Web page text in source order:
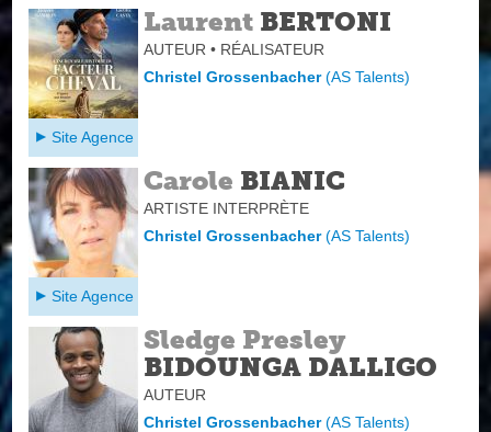
Laurent BERTONI
AUTEUR • RÉALISATEUR
Christel Grossenbacher(AS Talents)
Site Agence
Carole BIANIC
ARTISTE INTERPRÈTE
Christel Grossenbacher(AS Talents)
Site Agence
Sledge Presley
BIDOUNGA DALLIGO
AUTEUR
Christel Grossenbacher(AS Talents)